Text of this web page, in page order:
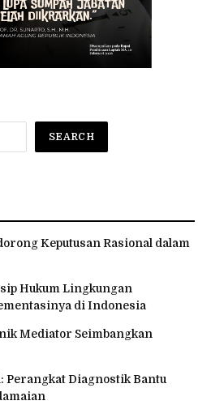
SEARCH
Keputusan Rasional dalam
Hukum Lingkungan
di Indonesia
Mediator Seimbangkan
Perangkat Diagnostik Bantu